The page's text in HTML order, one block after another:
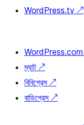
WordPress.tv ↗
WordPress.com
ম্যাট ↗
বিবিপ্রেস ↗
বাডিপ্রেস ↗